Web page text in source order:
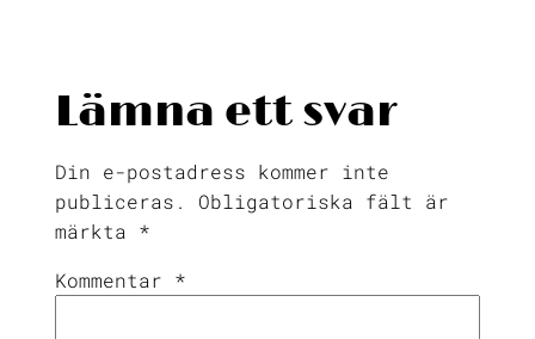
Lämna ett svar
Din e-postadress kommer inte
publiceras.
Obligatoriska fält är
märkta *
Kommentar *